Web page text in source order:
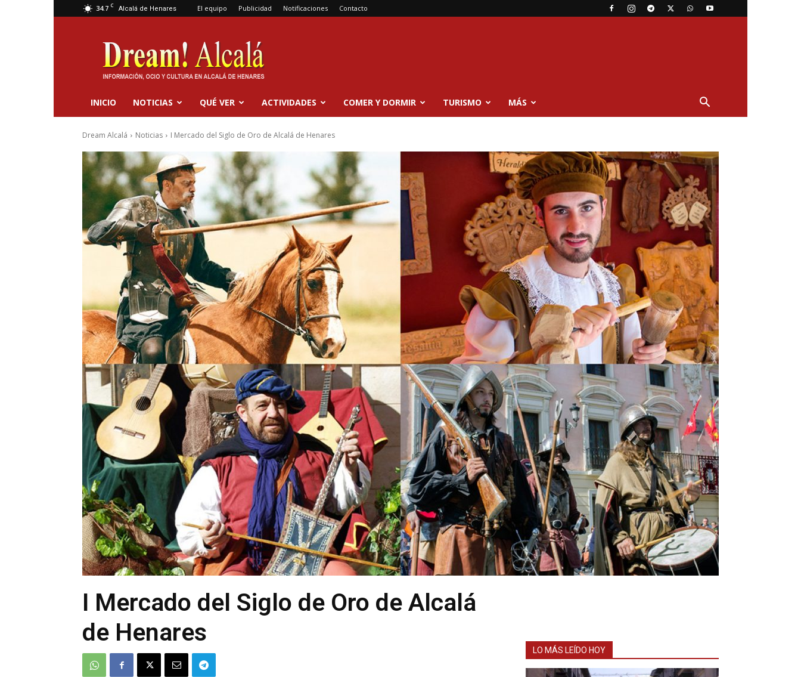
34.7 C Alcalá de Henares El equipo Publicidad Notificaciones Contacto
Dream
Alcalá
INICIO NOTICIAS QUÉ VER ACTIVIDADES COMER Y DORMIR TURISMO MÁS
Dream Alcalá Noticias I Mercado del Siglo de Oro de Alcalá de Henares
I Mercado del Siglo de Oro de Alcalá
de Henares
LO MÁS LEÍDO HOY